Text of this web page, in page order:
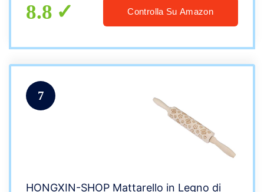
8.8 Controlla Su Amazon
7
HONGXIN-SHOP Mattarello in Legno di